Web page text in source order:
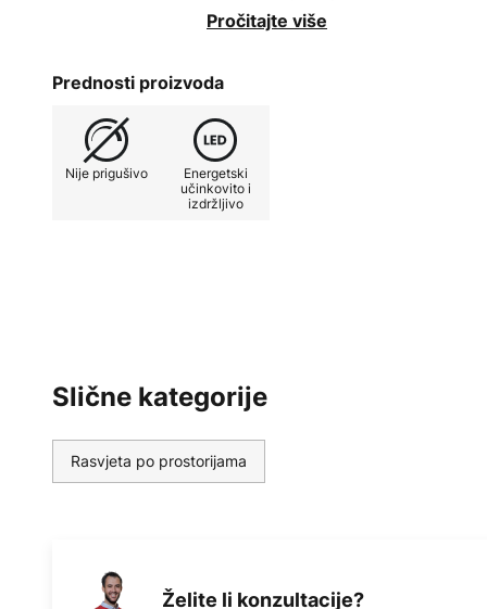
obojenu svjetlost na zid i osvaja
ili crvenim staklom.
Napomena: Svjetlo u boji koje
nije pod utjecajem odabira boje
Bezvremenski klasici iz stilskih
reprodukcije umjetnika Bauhausa
djelima i komadima modernih
Waltera Schnepela.
Pročitajte više
Prednosti proizvoda
Nije prigušivo
Energetski
učinkovito i
izdržljivo
Slične kategorije
Rasvjeta po prostorijama
Želite li konzultacije?